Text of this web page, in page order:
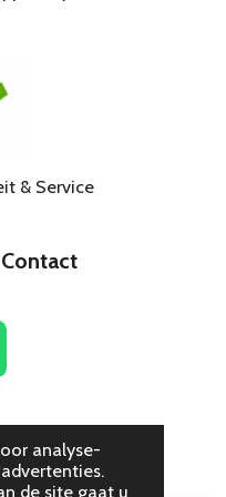
analyse-
de site gaat u
& Service